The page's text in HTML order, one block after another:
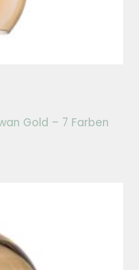
Gold – 7 Farben